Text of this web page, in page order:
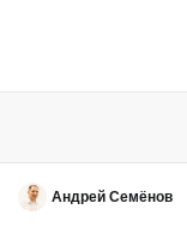
Андрей Семёнов